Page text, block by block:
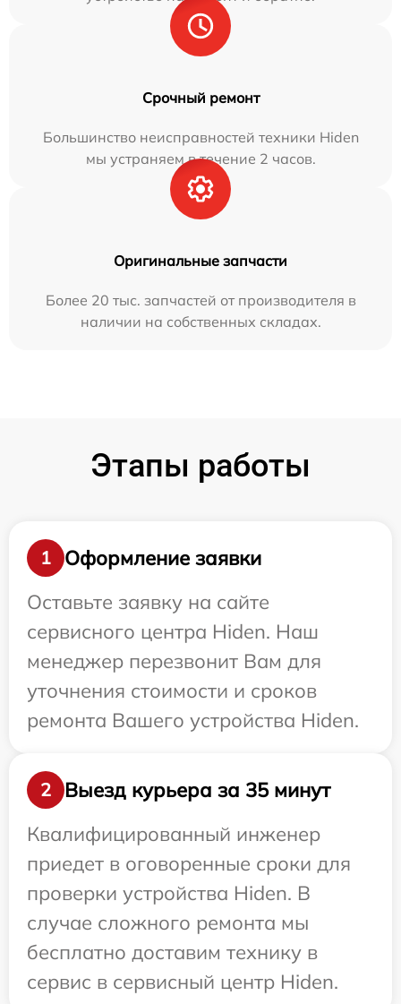
Срочный ремонт
Большинство неисправностей техники Hiden
мы устраняем в течение 2 часов.
Оригинальные запчасти
Более 20 тыс. запчастей от производителя в
наличии на собственных складах.
Этапы работы
1
Оформление заявки
Оставьте заявку на сайте
сервисного центра Hiden. Наш
менеджер перезвонит Вам для
уточнения стоимости и сроков
ремонта Вашего устройства Hiden.
2
Выезд курьера за 35 минут
Квалифицированный инженер
приедет в оговоренные сроки для
проверки устройства Hiden. В
случае сложного ремонта мы
бесплатно доставим технику в
сервис в сервисный центр Hiden.